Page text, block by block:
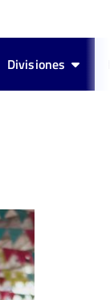
Divisiones